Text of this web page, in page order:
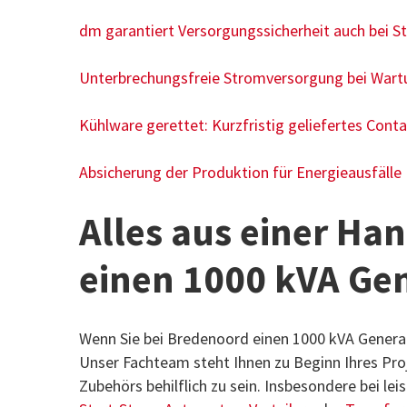
dm garantiert Versorgungssicherheit auch bei
Unterbrechungsfreie Stromversorgung bei
Kühlware gerettet: Kurzfristig geliefertes
Absicherung der Produktion für Energieausfälle
Alles aus einer
einen 1000 kVA
Wenn Sie bei Bredenoord einen 1000 kVA
Unser Fachteam steht Ihnen zu Beginn Ihres
Zubehörs behilflich zu sein. Insbesondere bei